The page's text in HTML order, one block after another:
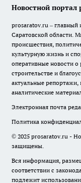
Новостной портал
prosaratov.ru –
Саратовской области.
происшествия,
культурную жизнь и
оперативные новости
строительстве и
актуальные
аналитические
Электронная почта
Политика
© 2025 prosaratov.ru -
защищены.
Вся информация,
соответствии с
подлежит